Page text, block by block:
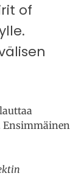
of
Ensimmäinen